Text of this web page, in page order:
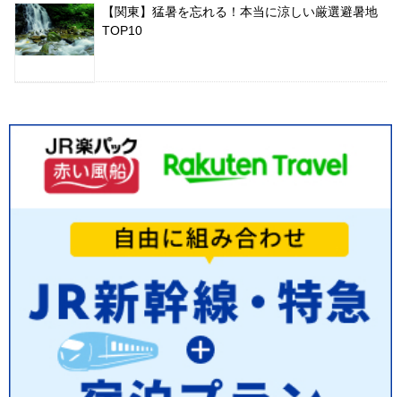
【関東】猛暑を忘れる！本当に涼しい厳選避暑地
TOP10